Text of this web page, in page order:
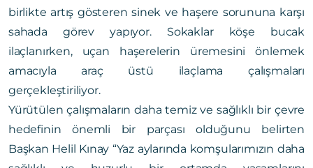
birlikte artış gösteren sinek ve haşere sorununa karşı
sahada görev yapıyor. Sokaklar köşe bucak
ilaçlanırken, uçan haşerelerin üremesini önlemek
amacıyla araç üstü ilaçlama çalışmaları
gerçekleştiriliyor.
Yürütülen çalışmaların daha temiz ve sağlıklı bir çevre
hedefinin önemli bir parçası olduğunu belirten
Başkan Helil Kınay “Yaz aylarında komşularımızın daha